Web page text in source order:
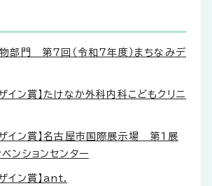
物部門 第7回（令和7年度）まちなみデ
イン賞】たけなか外科内科こどもクリニ
ザイン賞】名古屋市国際展示場 第1展
ンションセンター
イン賞】ant.